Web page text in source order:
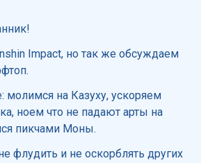
Impact, но так же обсуждаем
молимся на Казуху, ускоряем
ноем что не падают арты на
пикчами Моны.
флудить и не оскорблять других